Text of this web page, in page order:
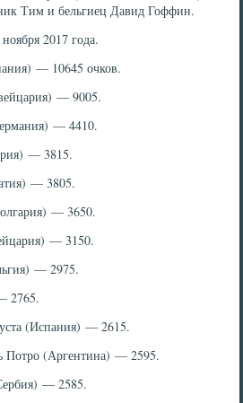
Тим и бельгиец Давид Гоффин.
2017 года.
— 10645 очков.
— 9005.
— 4410.
— 3815.
— 3805.
— 3650.
— 3150.
— 2975.
2765.
(Испания) — 2615.
Потро (Аргентина) — 2595.
— 2585.